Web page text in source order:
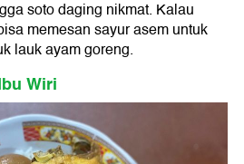
soto daging nikmat. Kalau
memesan sayur asem untuk
lauk ayam goreng.
Wiri